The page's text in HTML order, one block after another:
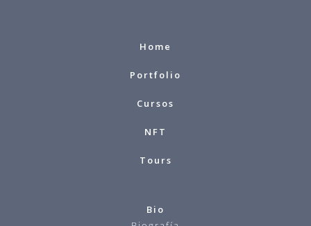
Home
Portfolio
Cursos
NFT
Tours
Bio